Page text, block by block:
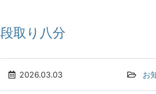
段取り八分
2026.03.03 お